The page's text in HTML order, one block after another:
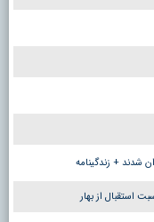
شدند + زندگینامه
استقبال از بهار